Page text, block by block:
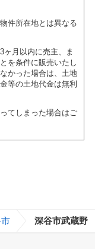
件所在地とは異なる
ヶ月以内に売主、ま
を条件に販売いたし
かった場合は、土地
等の土地代金は無利
てしまった場合はご
深谷市武蔵野